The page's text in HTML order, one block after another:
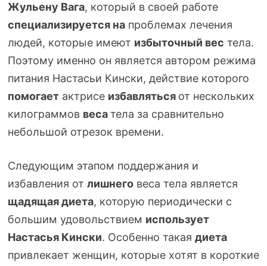
Жульену Вага, который в своей работе
специализируется напроблемах лечения
людей, которые имеют избыточный вес тела.
Поэтому именно он является автором режима
питания Настасьи Кински, действие которого
помогаетактрисе избавляться от нескольких
килограммов весатела за сравнительно
небольшой отрезок времени.
Следующим этапом поддержания и
избавления от лишнеговеса тела является
щадящая диета, которую периодически с
большим удовольствием использует
Настасья Кински. Особенно такая диета
привлекает женщин, которые хотят в короткие